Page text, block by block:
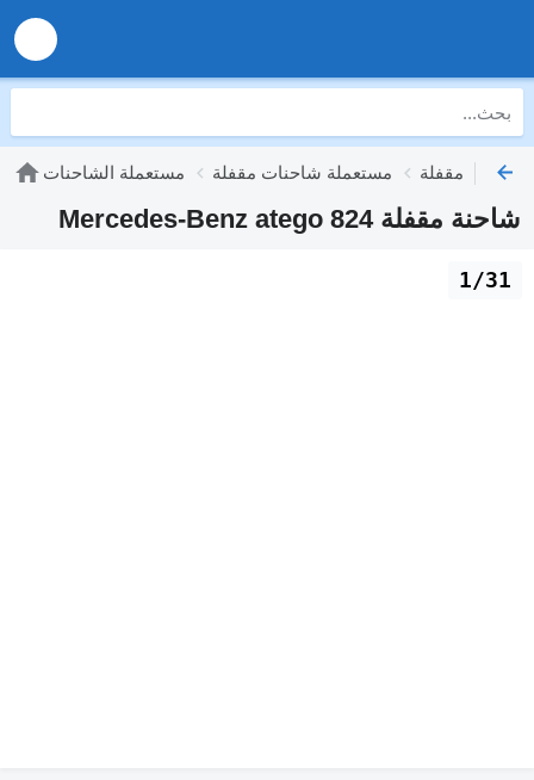
مستعملة الشاحنات مستعملة شاحنات مقفلة
شاحنة مقفلة Mercedes-Benz atego 824
1/31